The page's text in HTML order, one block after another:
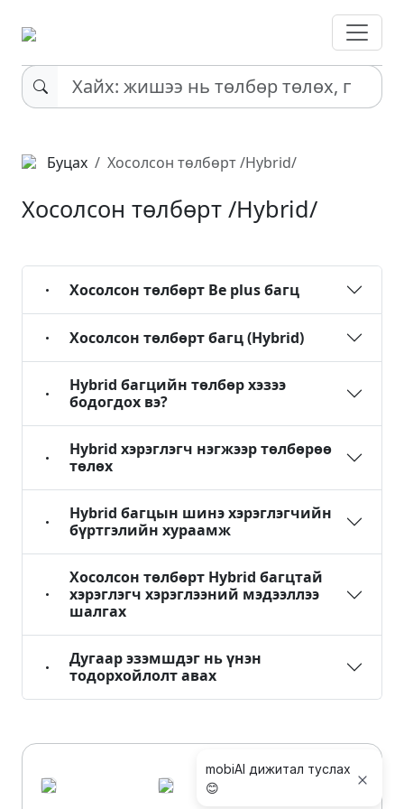
Буцах Хосолсон төлбөрт /Hybrid/
Хосолсон төлбөрт /Hybrid/
Хосолсон төлбөрт Be plus багц
Хосолсон төлбөрт багц (Hybrid)
Hybrid багцийн төлбөр хэзээ
бодогдох вэ?
Hybrid хэрэглэгч нэгжээр төлбөрөө
төлөх
Hybrid багцын шинэ хэрэглэгчийн
бүртгэлийн хураамж
Хосолсон төлбөрт Hybrid багцтай
хэрэглэгч хэрэглээний мэдээллээ
шалгах
Дугаар эзэмшдэг нь үнэн
тодорхойлолт авах
mobiAI дижитал туслах
😊